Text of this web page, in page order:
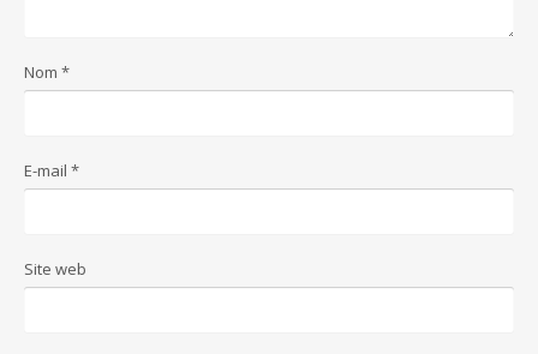
Nom *
E-mail *
Site web